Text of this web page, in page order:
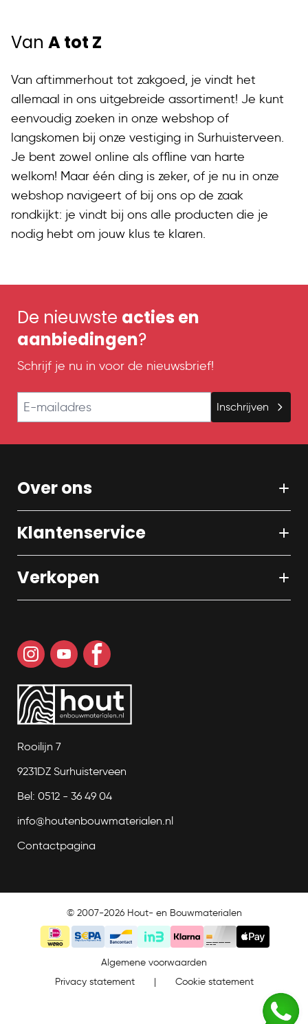
Van A tot Z
Van aftimmerhout tot zakgoed, je vindt het
allemaal in ons uitgebreide assortiment! Je kunt
eenvoudig zoeken in onze webshop of
langskomen bij onze vestiging in Surhuisterveen.
Je bent zowel online als offline van harte
welkom! Maar één ding is zeker, of je nu in onze
webshop navigeert of bij ons op de zaak
rondkijkt: je vindt bij ons alle producten die je
nodig hebt om jouw klus te klaren.
De nieuwste acties en
aanbiedingen?
Schrijf je nu in voor de nieuwsbrief!
E-mailadres
Inschrijven
Over ons
Klantenservice
Verkopen
Rooilijn 7
9231DZ Surhuisterveen
Bel: 0512 - 36 49 04
info@houtenbouwmaterialen.nl
Contactpagina
© 2007-2026 Hout- en Bouwmaterialen
Algemene voorwaarden
Privacy statement
| Cookie statement